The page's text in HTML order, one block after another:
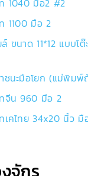
1040 มือ2 #2
1100 มือ 2
ขนาด 11*12 แบบโ
ชนะมือโยก (แม่พิม
จีน 960 มือ 2
เคไทย 34x20 นิ้ว มื